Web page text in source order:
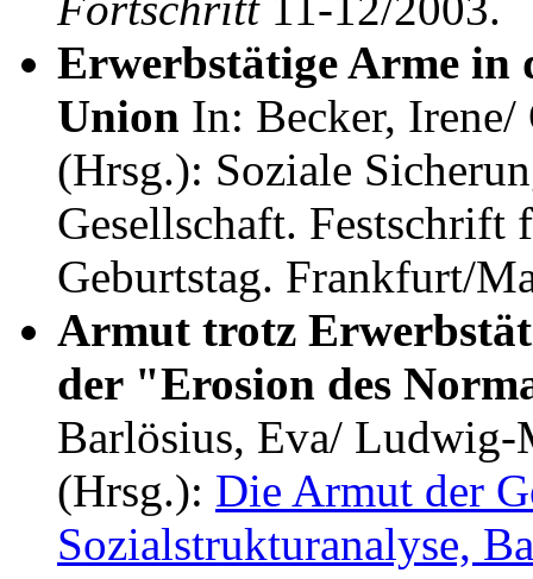
Erwerbstätige Arme in
Union In: Becker,
(Hrsg.): Soziale
Gesellschaft. Festschrift
Geburtstag. Frankfurt/
Armut trotz
der "Erosion des
Barlösius, Eva/ Ludwig-
(Hrsg.): Die Armut der
Sozialstrukturanalyse,